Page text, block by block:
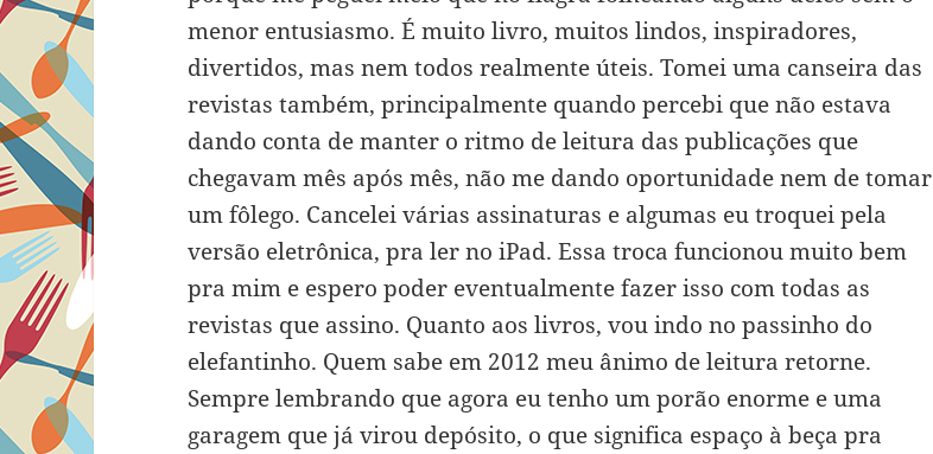
menor entusiasmo. É muito livro, muitos lindos, inspiradores,
divertidos, mas nem todos realmente úteis. Tomei uma canseira das
revistas também, principalmente quando percebi que não estava
dando conta de manter o ritmo de leitura das publicações que
chegavam mês após mês, não me dando oportunidade nem de tomar
um fôlego. Cancelei várias assinaturas e algumas eu troquei pela
versão eletrônica, pra ler no iPad. Essa troca funcionou muito bem
pra mim e espero poder eventualmente fazer isso com todas as
revistas que assino. Quanto aos livros, vou indo no passinho do
elefantinho. Quem sabe em 2012 meu ânimo de leitura retorne.
Sempre lembrando que agora eu tenho um porão enorme e uma
garagem que já virou depósito, o que significa espaço à beça pra